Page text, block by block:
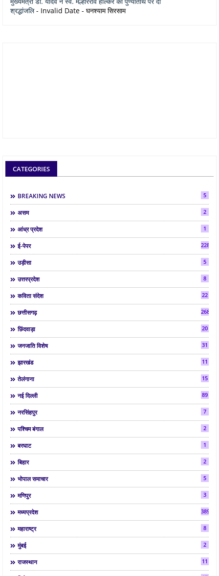
श्रद्धांजलि- Invalid Date - घनश्याम सिरसाम
CATEGORIES
BREAKING NEWS 5
असम 2
आंध्र प्रदेश 1
ई-पेपर 2286
उड़ीसा 5
उत्तरप्रदेश 8
कविता संदेश 22
छत्तीसगढ़ 268
छिंदवाड़ा 20
जनजाति विशेष 31
झारखंड 11
तेलंगाना 15
नई दिल्ली 89
नरसिंहपुर 7
पश्चिम बंगाल 2
बरघाट 1
बिहार 2
भोपाल समाचार 5
मणिपुर 3
मध्यप्रदेश 3892
महाराष्ट्र 8
मुंबई 2
राजस्थान 11